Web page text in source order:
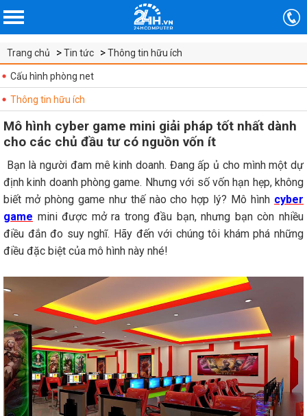
Trang chủ Tin tức Thông tin hữu ích
Cấu hình phòng net
Thông tin hữu ích
Mô hình cyber game mini giải pháp tốt nhất dành
cho các chủ đầu tư có nguồn vốn ít
Bạn là người đam mê kinh doanh. Đang ấp ủ cho mình một dự
định kinh doanh phòng game. Nhưng với số vốn hạn hẹp, không
biết mở phòng game như thế nào cho hợp lý? Mô hình cyber
game mini được mở ra trong đầu bạn, nhưng bạn còn nhiều
điều đắn đo suy nghĩ. Hãy đến với chúng tôi khám phá những
điều đặc biệt của mô hình này nhé!